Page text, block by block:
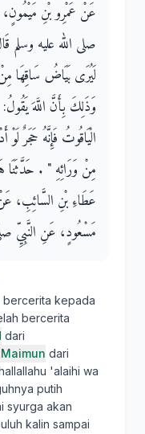
عَنْ عَمْرِو بْنِ
صلى الله عليه وسلم
لَيُرَى بَيَاضُ سَاقِهَا
وَذَلِكَ بِأَنَّ اللَّهَ
الْيَاقُوتُ فَإِنَّهُ حَجَرٌ
مِنْ وَرَائِهِ ‏"‏ ‏.‏ حَدَّثَنَا
عَطَاءِ بْنِ السَّائِبِ،
مَسْعُودٍ، عَنِ النَّبِيِّ
bercerita kepada
bercerita
dari
dari
'alaihi wa
putih
syurga akan
kalin sampai